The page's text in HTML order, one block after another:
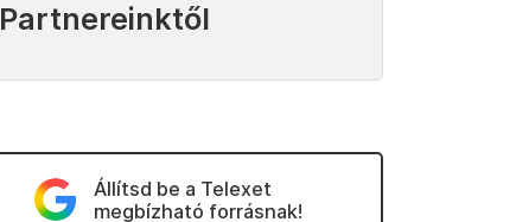
Partnereinktől
Állítsd be a Telexet
megbízható forrásnak!